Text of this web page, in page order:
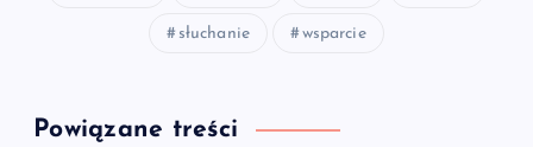
słuchanie wsparcie
Powiązane treści